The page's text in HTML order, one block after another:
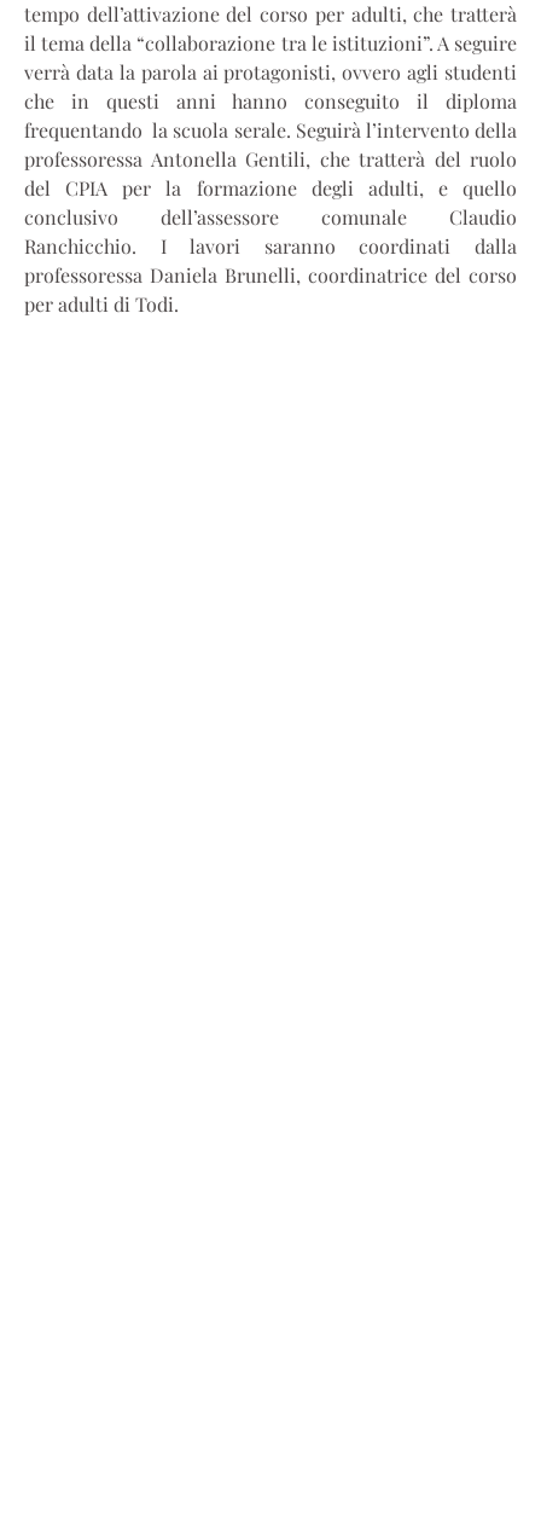
tempo dell’attivazione del corso per adulti, che tratterà
il tema della “collaborazione tra le istituzioni”. A seguire
verrà data la parola ai protagonisti, ovvero agli studenti
che in questi anni hanno conseguito il diploma
frequentando la scuola serale. Seguirà l’intervento della
professoressa Antonella Gentili, che tratterà del ruolo
del CPIA per la formazione degli adulti, e quello
conclusivo dell’assessore comunale Claudio
Ranchicchio. I lavori saranno coordinati dalla
professoressa Daniela Brunelli, coordinatrice del corso
per adulti di Todi.